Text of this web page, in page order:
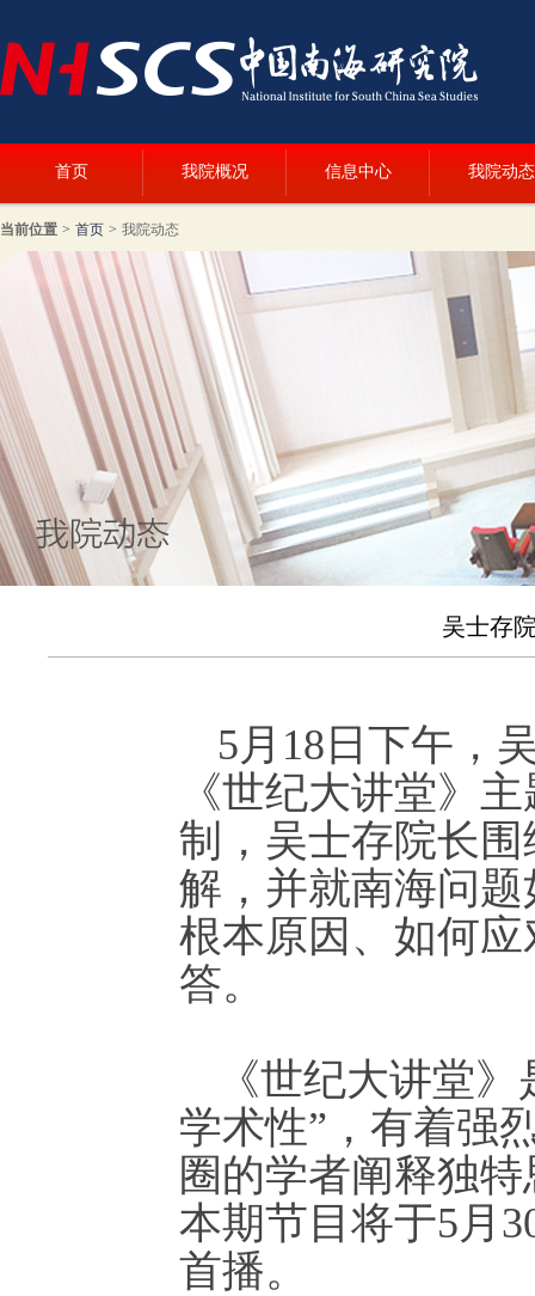
首页 我院概况 信息中心 我院动态
当前位置 > 首页 > 我院动态
吴士存
5月18日下午，
《世纪大讲堂》
制，吴士存院长
解，并就南海问
根本原因、如何
答。
《世纪大讲堂
学术性”，有着强
圈的学者阐释独
本期节目将于5月
首播。